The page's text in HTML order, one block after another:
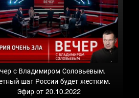
с Владимиром Соловьевым.
шаг России будет жестким.
Эфир от 20.10.2022